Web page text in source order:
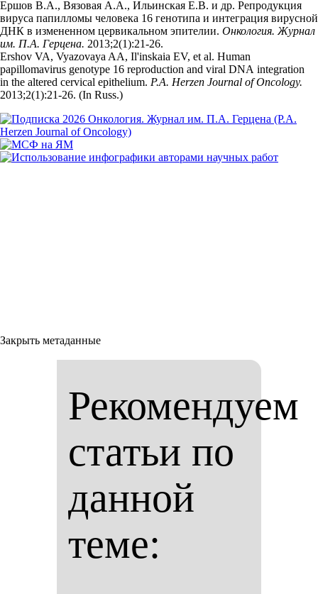
Ершов В.А., Вязовая А.А., Ильинская Е.В. и др. Репродукция
вируса папилломы человека 16 генотипа и интеграция вирусной
ДНК в измененном цервикальном эпителии. Онкология. Журнал
им. П.А. Герцена. 2013;2(1):21‑26.
Ershov VA, Vyazovaya AA, Il'inskaia EV, et al. Human
papillomavirus genotype 16 reproduction and viral DNA integration
in the altered cervical epithelium. P.A. Herzen Journal of Oncology.
2013;2(1):21‑26. (In Russ.)
Закрыть метаданные
Рекомендуем
статьи по
данной
теме: